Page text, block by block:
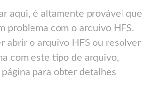
aqui, é altamente provável que
problema com o arquivo HFS.
abrir o arquivo HFS ou resolver
com este tipo de arquivo,
para obter detalhes